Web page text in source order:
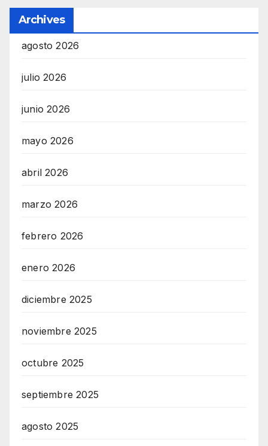
Archives
agosto 2026
julio 2026
junio 2026
mayo 2026
abril 2026
marzo 2026
febrero 2026
enero 2026
diciembre 2025
noviembre 2025
octubre 2025
septiembre 2025
agosto 2025